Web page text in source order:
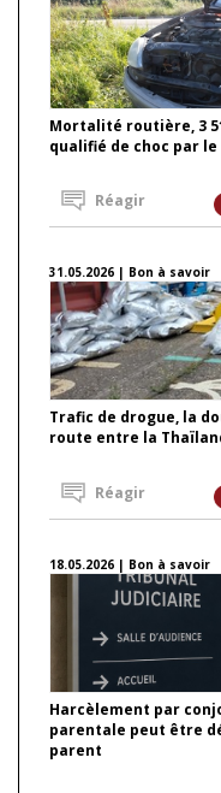
Mortalité routière, 3
qualifié de choc par
Réagir
31.05.2026 | Bon à savoir
Trafic de drogue, la
route entre la
Réagir
18.05.2026 | Bon à savoir
Harcèlement par
parentale peut être
parent